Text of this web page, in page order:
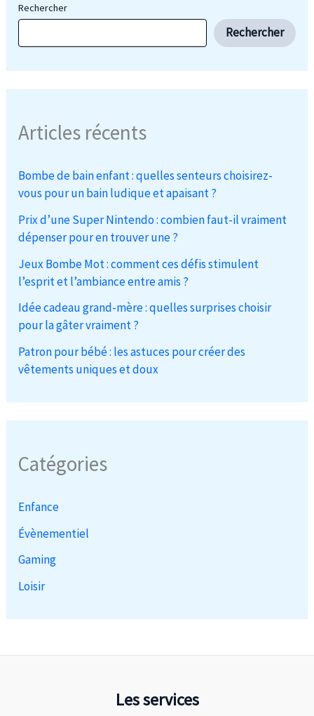
Rechercher
Rechercher
Articles récents
Bombe de bain enfant : quelles senteurs choisirez-
vous pour un bain ludique et apaisant ?
Prix d’une Super Nintendo : combien faut-il vraiment
dépenser pour en trouver une ?
Jeux Bombe Mot : comment ces défis stimulent
l’esprit et l’ambiance entre amis ?
Idée cadeau grand-mère : quelles surprises choisir
pour la gâter vraiment ?
Patron pour bébé : les astuces pour créer des
vêtements uniques et doux
Catégories
Enfance
Évènementiel
Gaming
Loisir
Les services